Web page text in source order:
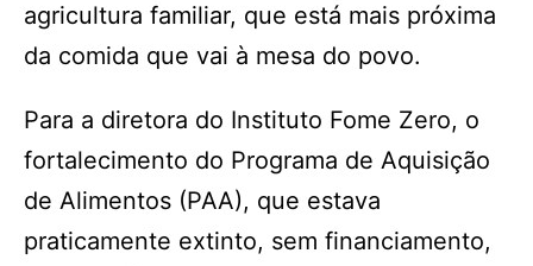
agricultura familiar, que está mais próxima
da comida que vai à mesa do povo.
Para a diretora do Instituto Fome Zero, o
fortalecimento do Programa de Aquisição
de Alimentos (PAA), que estava
praticamente extinto, sem financiamento,